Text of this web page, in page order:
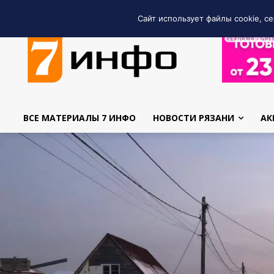
РЕКЛАМА •
ВСЕ МАТЕРИАЛЫ 7 ИНФО НОВОСТИ РЯЗАНИ
Сайт использует файлы cookie,